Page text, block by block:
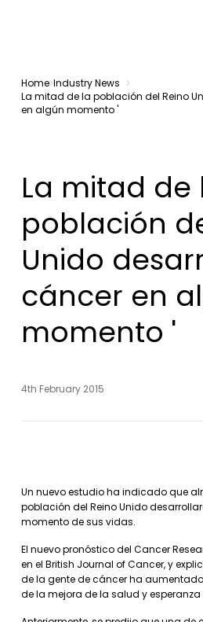
Home Industry News
La mitad de la población del Reino
en algún momento '
La mitad de
población
Unido
cáncer en
momento '
4th February 2015
Un nuevo estudio ha indicado que
población del Reino Unido
momento de sus vidas.
El nuevo pronóstico del Cancer
en el British Journal of Cancer, y
de la gente de cáncer ha
de la mejora de la salud y esperanza